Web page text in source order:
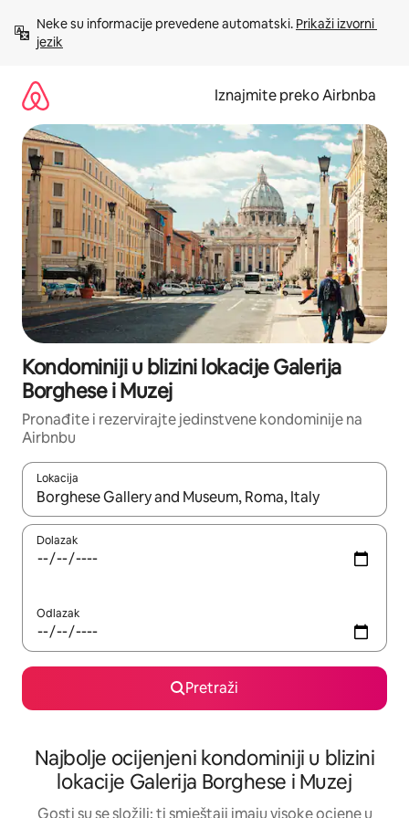
sadržaj
Neke su informacije prevedene automatski. Prikaži izvorni
jezik
Iznajmite preko Airbnba
Kondominiji u blizini lokacije Galerija
Borghese i Muzej
Pronađite i rezervirajte jedinstvene kondominije na
Airbnbu
Lokacija
Kada budu dostupni rezultati, moći ćete ih pregledati
Dolazak
Odlazak
Pretraži
Najbolje ocijenjeni kondominiji u blizini
lokacije Galerija Borghese i Muzej
Gosti su se složili: ti smještaji imaju visoke ocjene u